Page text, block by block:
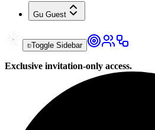
Gu Guest
Toggle Sidebar
Exclusive invitation-only access.